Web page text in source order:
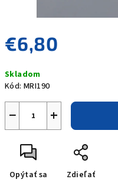
€6,80
cena:
Skladom
Kód: MRI190
+
−
Opýtať sa Zdieľať